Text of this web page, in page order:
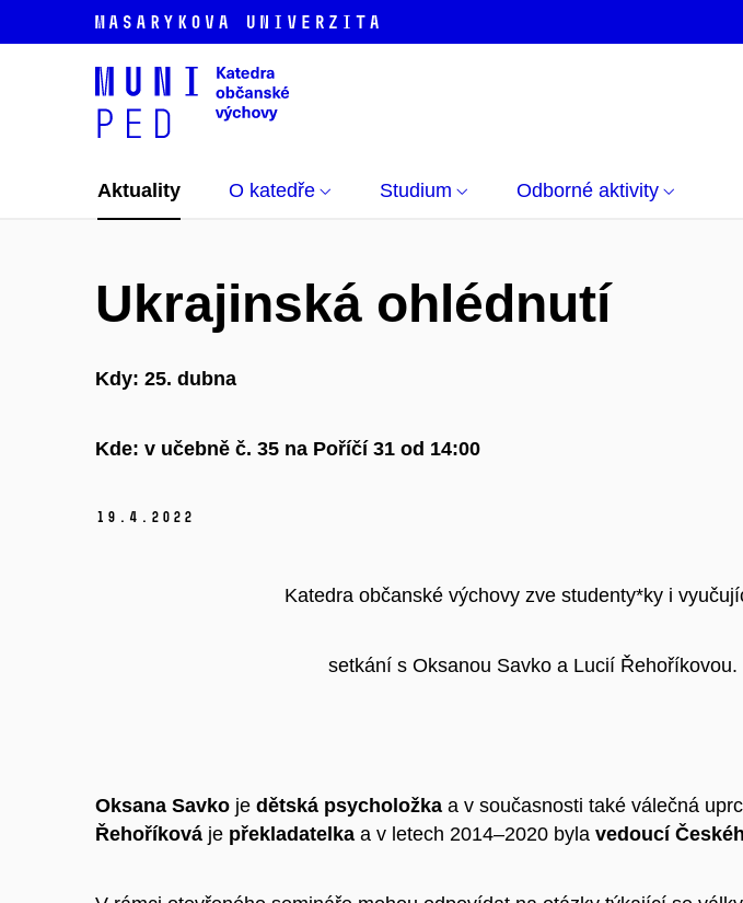
Aktuality O katedře Studium Odborné aktivity
Ukrajinská ohlédnutí
Kdy: 25. dubna
Kde: v učebně č. 35 na Poříčí 31 od 14:00
19. 4. 2022
Katedra občanské výchovy zve studenty*ky i
setkání s Oksanou Savko a Lucií Řehoříkovou.
Oksana Savko je dětská psycholožka a v současnosti také válečná
Řehoříková je překladatelka a v letech 2014–2020 byla vedoucí